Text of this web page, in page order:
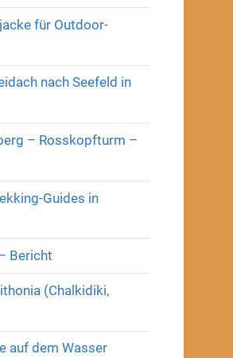
für Outdoor-
nach Seefeld in
– Rosskopfturm –
Guides in
Bericht
(Chalkidiki,
auf dem Wasser